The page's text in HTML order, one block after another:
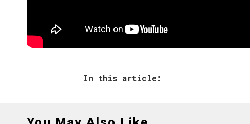
In this article: